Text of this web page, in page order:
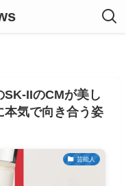
SK-IIのCMが美し
本気で向き合う姿
芸能人